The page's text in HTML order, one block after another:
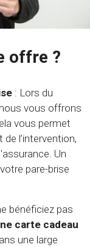
offre ?
: Lors du
vous offrons
vous permet
l’intervention,
Un
pare-brise
bénéficiez pas
carte cadeau
une large